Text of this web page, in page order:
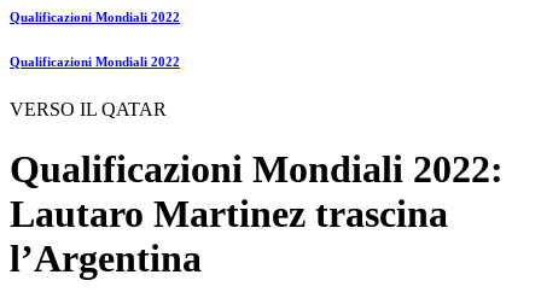
Qualificazioni Mondiali 2022
Qualificazioni Mondiali 2022
VERSO IL QATAR
Qualificazioni Mondiali 2022:
Lautaro Martinez trascina
l’Argentina